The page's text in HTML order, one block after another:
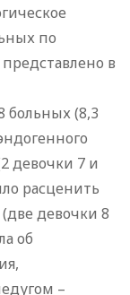
по
в
больных (8,3
девочки 7 и
расценить
девочки 8
об
–